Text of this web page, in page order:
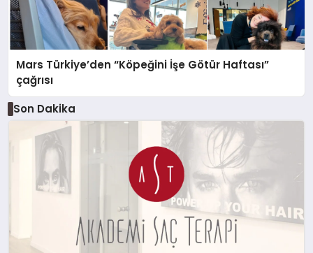
Mars Türkiye’den “Köpeğini İşe Götür Haftası”
çağrısı
Son Dakika